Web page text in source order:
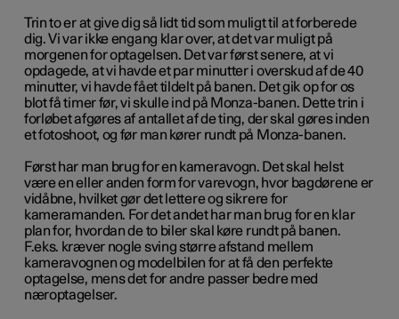
Trin to er at give dig så lidt tid som muligt til at forberede
dig. Vi var ikke engang klar over, at det var muligt på
morgenen for optagelsen. Det var først senere, at vi
opdagede, at vi havde et par minutter i overskud af de 40
minutter, vi havde fået tildelt på banen. Det gik op for os
blot få timer før, vi skulle ind på Monza-banen. Dette trin i
forløbet afgøres af antallet af de ting, der skal gøres inden
et fotoshoot, og før man kører rundt på Monza-banen.
Først har man brug for en kameravogn. Det skal helst
være en eller anden form for varevogn, hvor bagdørene er
vidåbne, hvilket gør det lettere og sikrere for
kameramanden. For det andet har man brug for en klar
plan for, hvordan de to biler skal køre rundt på banen.
F.eks. kræver nogle sving større afstand mellem
kameravognen og modelbilen for at få den perfekte
optagelse, mens det for andre passer bedre med
næroptagelser.